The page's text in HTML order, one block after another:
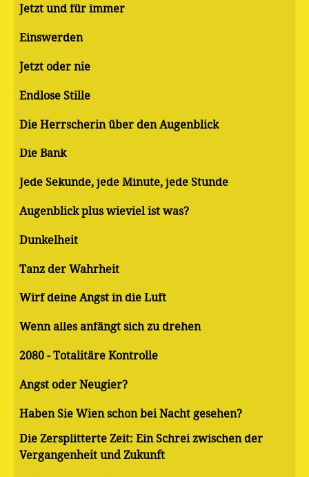
Jetzt und für immer
Einswerden
Jetzt oder nie
Endlose Stille
Die Herrscherin über den Augenblick
Die Bank
Jede Sekunde, jede Minute, jede Stunde
Augenblick plus wieviel ist was?
Dunkelheit
Tanz der Wahrheit
Wirf deine Angst in die Luft
Wenn alles anfängt sich zu drehen
2080 - Totalitäre Kontrolle
Angst oder Neugier?
Haben Sie Wien schon bei Nacht gesehen?
Die Zersplitterte Zeit: Ein Schrei zwischen der
Vergangenheit und Zukunft